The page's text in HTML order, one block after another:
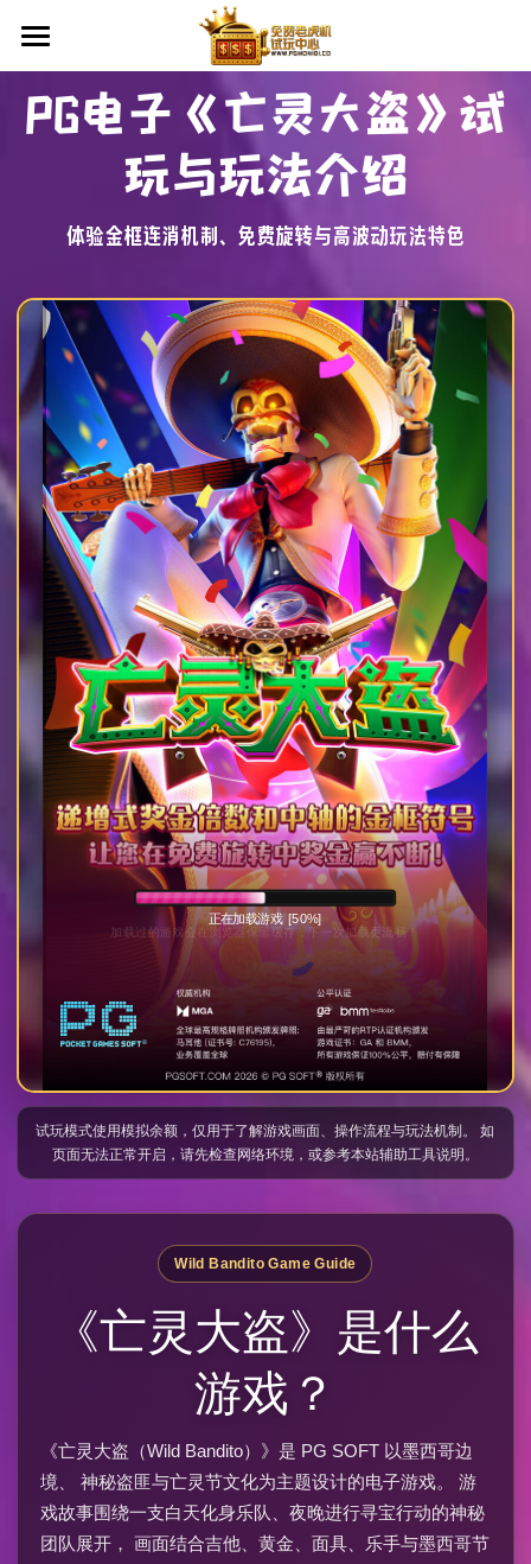
首页
老虎机教学
PG电子入门
老虎机怎么玩
RTP是什么？
平台资讯
试玩中心
试玩攻略
辅助工具
VPN下载
查看平台活动
PG电子《亡灵大盗》试
玩与玩法介绍
体验金框连消机制、免费旋转与高波动玩法特色
试玩模式使用模拟余额，仅用于了解游戏画面、操作流程与玩法机制。 如
页面无法正常开启，请先检查网络环境，或参考本站辅助工具说明。
Wild Bandito Game Guide
《亡灵大盗》是什么
游戏？
《亡灵大盗（Wild Bandito）》是 PG SOFT 以墨西哥边
境、 神秘盗匪与亡灵节文化为主题设计的电子游戏。 游
戏故事围绕一支白天化身乐队、夜晚进行寻宝行动的神秘
团队展开， 画面结合吉他、黄金、面具、乐手与墨西哥节
博客分类
所有博客分类
PG电子
PG电子优惠活动